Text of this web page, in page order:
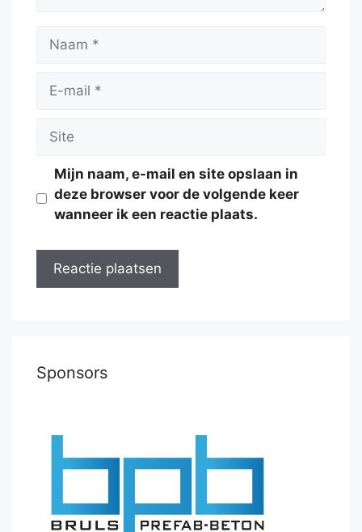
Naam
Site
Mijn naam, e-mail en site opslaan in
deze browser voor de volgende keer
wanneer ik een reactie plaats.
Sponsors